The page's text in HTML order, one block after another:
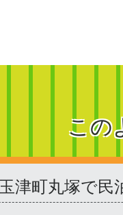
この
津町丸塚で民